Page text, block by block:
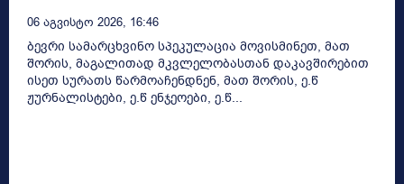
06 Აგვისტო 2026, 16:46
ბევრი სამარცხვინო სპეკულაცია მოვისმინეთ, მათ
შორის, მაგალითად მკვლელობასთან დაკავშირებით
ისეთ სურათს წარმოაჩენდნენ, მათ შორის, ე.წ
ჟურნალისტები, ე.წ ენჯეოები, ე.წ...